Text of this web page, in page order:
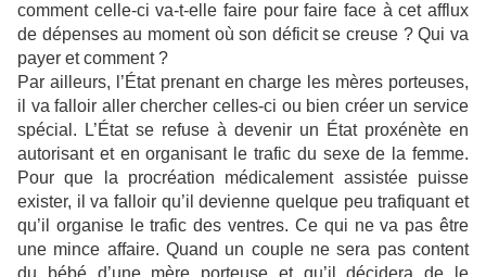
comment celle-ci va-t-elle faire pour faire face à cet afflux
de dépenses au moment où son déficit se creuse ? Qui va
payer et comment ?
Par ailleurs, l’État prenant en charge les mères porteuses,
il va falloir aller chercher celles-ci ou bien créer un service
spécial. L’État se refuse à devenir un État proxénète en
autorisant et en organisant le trafic du sexe de la femme.
Pour que la procréation médicalement assistée puisse
exister, il va falloir qu’il devienne quelque peu trafiquant et
qu’il organise le trafic des ventres. Ce qui ne va pas être
une mince affaire. Quand un couple ne sera pas content